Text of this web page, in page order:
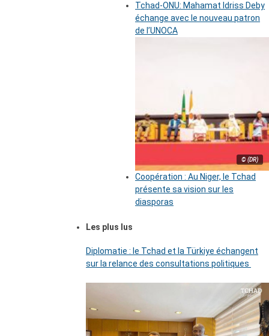
Tchad-ONU: Mahamat Idriss Deby
échange avec le nouveau patron
de l’UNOCA
© (DR)
Coopération : Au Niger, le Tchad
présente sa vision sur les
diasporas
Les plus lus
Diplomatie : le Tchad et la Türkiye échangent
sur la relance des consultations politiques